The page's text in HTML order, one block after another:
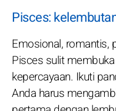
Pisces:
Emosional, romantis,
Pisces sulit
kepercayaan. Ikuti
Anda harus